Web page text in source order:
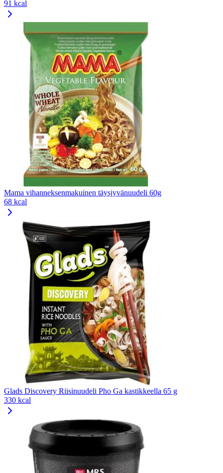
91 kcal
Mama vihanneksenmakuinen täysjyvänuudeli 60g
68 kcal
Glads Discovery Riisinuudeli Pho Ga kastikkeella 65 g
330 kcal